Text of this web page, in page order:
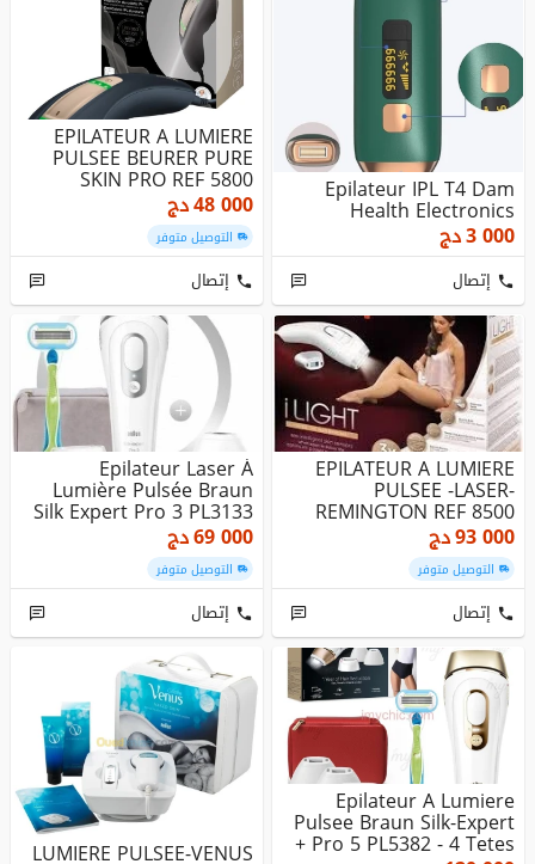
Epilateur IPL T4 Dam
Health Electronics
3 000دج
إتصال
EPILATEUR A LUMIERE
PULSEE BEURER PURE
SKIN PRO REF 5800
CAPACITE 600 ...
48 000دج
التوصيل متوفر
إتصال
EPILATEUR A LUMIERE
PULSEE -LASER-
REMINGTON REF 8500
CAPACITE 35000
93 000دج
التوصيل متوفر
إتصال
Epilateur Laser À
Lumière Pulsée Braun
Silk Expert Pro 3 PL3133
Blanc ...
69 000دج
التوصيل متوفر
إتصال
Epilateur A Lumiere
Pulsee Braun Silk-Expert
Pro 5 PL5382 - 4 Tetes +
LUMIERE PULSEE-VENUS